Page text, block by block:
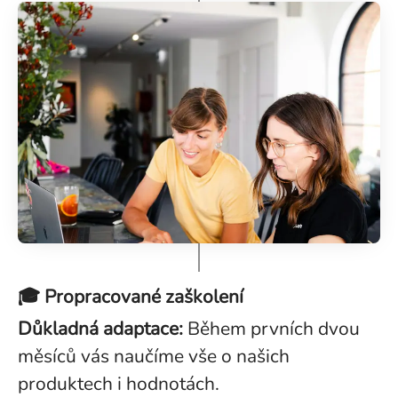
🎓 Propracované zaškolení
Důkladná adaptace: Během prvních dvou
měsíců vás naučíme vše o našich
produktech i hodnotách.